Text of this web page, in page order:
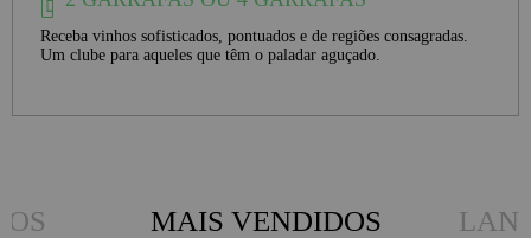
Receba vinhos sofisticados, pontuados e de regiões consagradas.
Um clube para aqueles que têm o paladar aguçado.
MAIS VENDIDOS